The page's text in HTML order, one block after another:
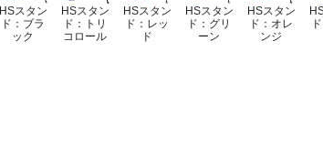
HSスタン
ド：ブラ
ック
HSスタン
ド：トリ
コロール
HSスタン
ド：レッ
ド
HSスタン
ド：グリ
ーン
HSスタン
ド：オレ
ンジ